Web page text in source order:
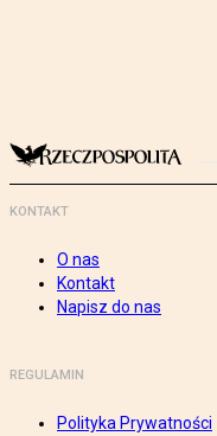
KONTAKT
O nas
Kontakt
Napisz do nas
REGULAMIN
Polityka Prywatności